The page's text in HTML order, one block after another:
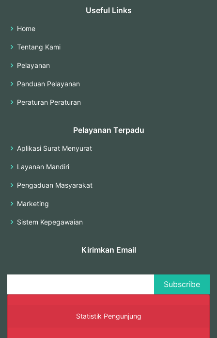
Useful Links
Home
Tentang Kami
Pelayanan
Panduan Pelayanan
Peraturan Peraturan
Pelayanan Terpadu
Aplikasi Surat Menyurat
Layanan Mandiri
Pengaduan Masyarakat
Marketing
Sistem Kepegawaian
Kirimkan Email
Statistik Pengunjung